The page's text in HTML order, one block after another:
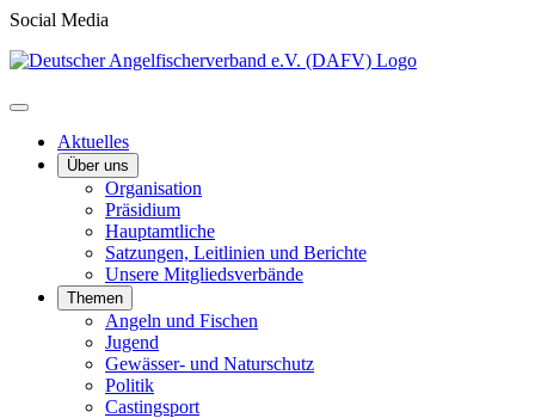
Social Media
Aktuelles
Über uns
Organisation
Präsidium
Hauptamtliche
Satzungen, Leitlinien und Berichte
Unsere Mitgliedsverbände
Themen
Angeln und Fischen
Jugend
Gewässer- und Naturschutz
Politik
Castingsport